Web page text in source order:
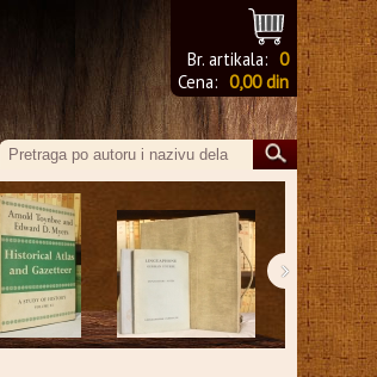
Br. artikala: 0
Cena: 0,00 din
›